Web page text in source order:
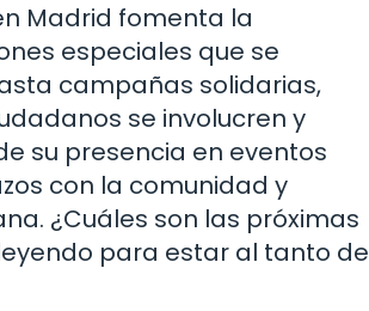
Madrid fomenta la
especiales que se
campañas solidarias,
se involucren y
su presencia en eventos
con la comunidad y
¿Cuáles son las próximas
para estar al tanto de